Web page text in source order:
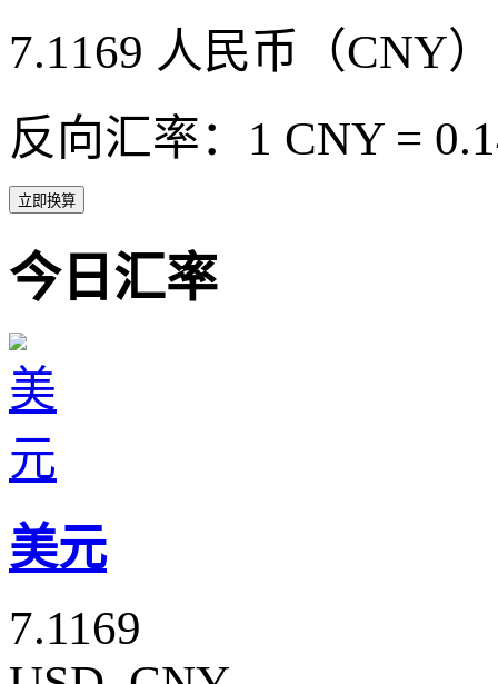
7.1169 人民币（CNY）
反向汇率：1 CNY =
立即换算
今日汇率
美元
7.1169